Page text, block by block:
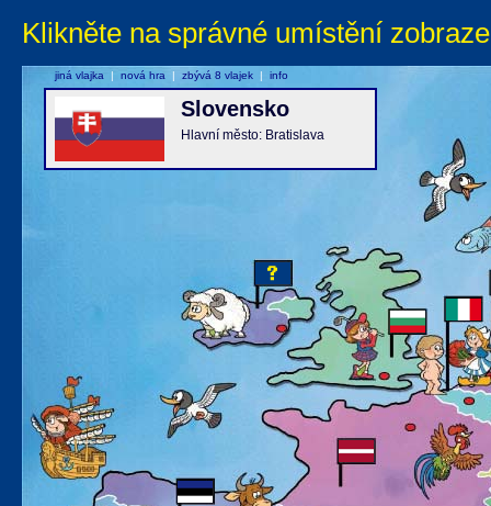
Klikněte na správné umístění
Slovensko
Hlavní město: Bratislava
jiná vlajka | nová hra | zbývá 8 vlajek | info